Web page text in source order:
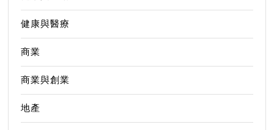
健康與醫療
商業
商業與創業
地產